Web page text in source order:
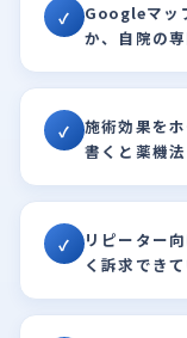
✓
Googleマッ
か、自院の
✓
施術効果を
書くと薬機
✓
リピーター
く訴求でき